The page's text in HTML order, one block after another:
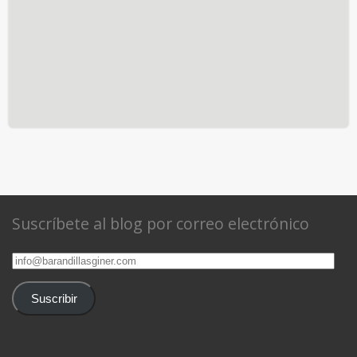
Suscríbete al blog por correo electrónico
info@barandillasginer.com
Suscribir